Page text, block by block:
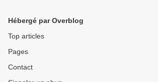
charge de leurs frais de
Hébergé par Overblog
Top articles
Pages
Contact